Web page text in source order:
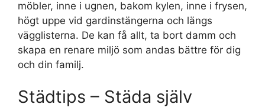
möbler, inne i ugnen, bakom kylen, inne i frysen,
högt uppe vid gardinstängerna och längs
vägglisterna. De kan få allt, ta bort damm och
skapa en renare miljö som andas bättre för dig
och din familj.
Städtips – Städa själv